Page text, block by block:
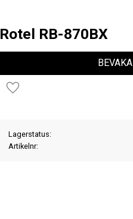
Rotel RB-870BX
Lägg till i favoriter
BEVAKA
Lagerstatus
Artikelnr